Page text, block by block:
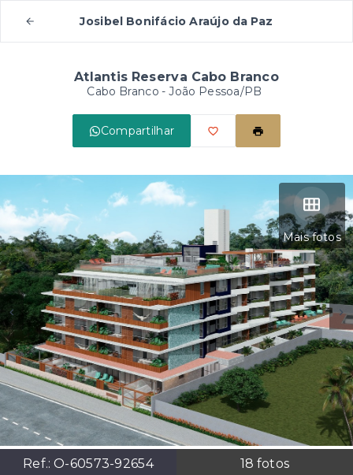
Josibel Bonifácio Araújo da Paz
Atlantis Reserva Cabo Branco
Cabo Branco - João Pessoa/PB
Compartilhar
Mais fotos
Ref.:O-60573-92654 18 fotos